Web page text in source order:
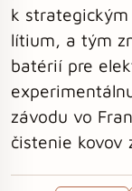
k
lítium, a tým
batérií pre
závodu vo
čistenie kovov